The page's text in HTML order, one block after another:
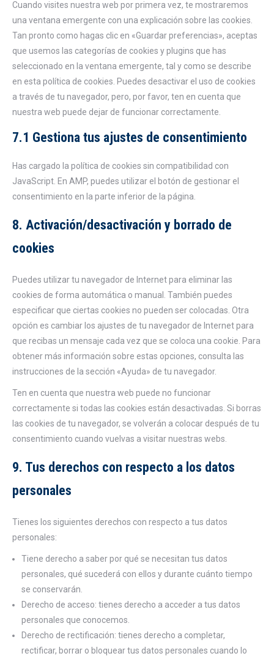
Cuando visites nuestra web por primera vez, te mostraremos
una ventana emergente con una explicación sobre las cookies.
Tan pronto como hagas clic en «Guardar preferencias», aceptas
que usemos las categorías de cookies y plugins que has
seleccionado en la ventana emergente, tal y como se describe
en esta política de cookies. Puedes desactivar el uso de cookies
a través de tu navegador, pero, por favor, ten en cuenta que
nuestra web puede dejar de funcionar correctamente.
7.1 Gestiona tus ajustes de consentimiento
Has cargado la política de cookies sin compatibilidad con
JavaScript. En AMP, puedes utilizar el botón de gestionar el
consentimiento en la parte inferior de la página.
8. Activación/desactivación y borrado de
cookies
Puedes utilizar tu navegador de Internet para eliminar las
cookies de forma automática o manual. También puedes
especificar que ciertas cookies no pueden ser colocadas. Otra
opción es cambiar los ajustes de tu navegador de Internet para
que recibas un mensaje cada vez que se coloca una cookie. Para
obtener más información sobre estas opciones, consulta las
instrucciones de la sección «Ayuda» de tu navegador.
Ten en cuenta que nuestra web puede no funcionar
correctamente si todas las cookies están desactivadas. Si borras
las cookies de tu navegador, se volverán a colocar después de tu
consentimiento cuando vuelvas a visitar nuestras webs.
9. Tus derechos con respecto a los datos
personales
Tienes los siguientes derechos con respecto a tus datos
personales:
Tiene derecho a saber por qué se necesitan tus datos
personales, qué sucederá con ellos y durante cuánto tiempo
se conservarán.
Derecho de acceso: tienes derecho a acceder a tus datos
personales que conocemos.
Derecho de rectificación: tienes derecho a completar,
rectificar, borrar o bloquear tus datos personales cuando lo